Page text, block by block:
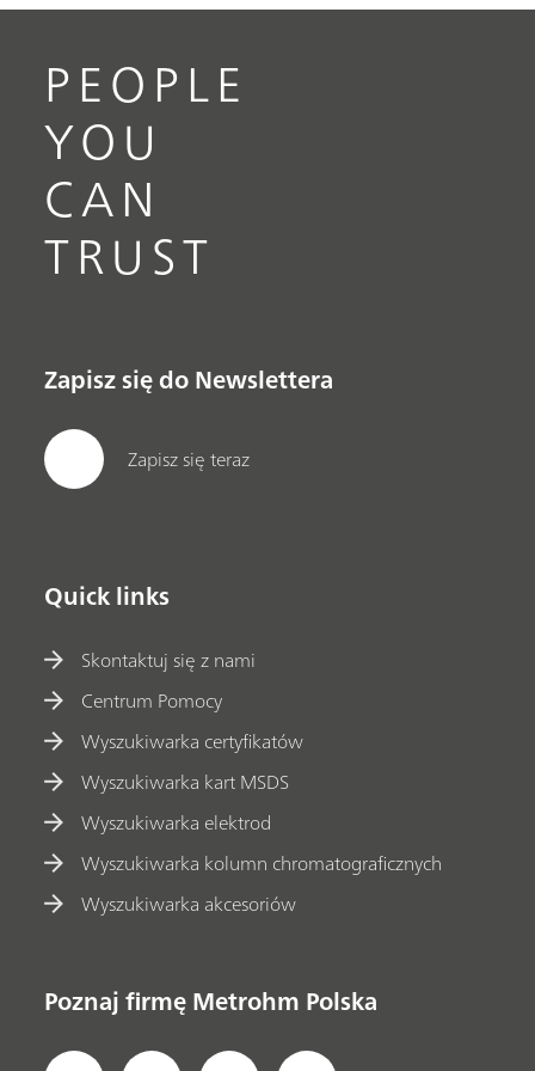
PEOPLE
YOU
CAN
TRUST
Zapisz się do Newslettera
Zapisz się teraz
Quick links
Skontaktuj się z nami
Centrum Pomocy
Wyszukiwarka certyfikatów
Wyszukiwarka kart MSDS
Wyszukiwarka elektrod
Wyszukiwarka kolumn chromatograficznych
Wyszukiwarka akcesoriów
Poznaj firmę Metrohm Polska